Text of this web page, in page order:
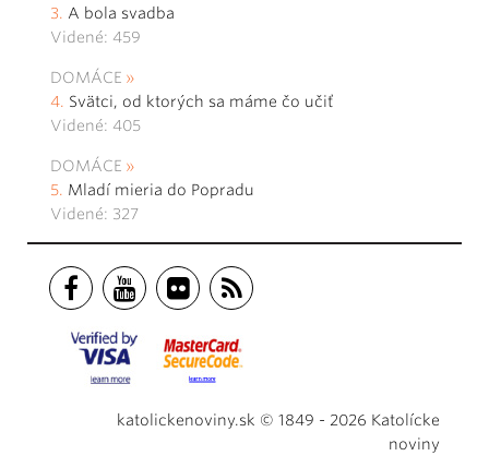
A bola svadba
Videné: 459
DOMÁCE
Svätci, od ktorých sa máme čo učiť
Videné: 405
DOMÁCE
Mladí mieria do Popradu
Videné: 327
katolickenoviny.sk © 1849 - 2026 Katolícke
noviny